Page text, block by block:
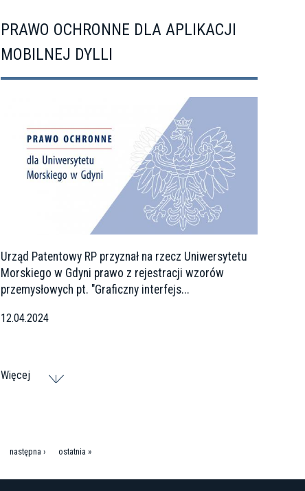
PRAWO OCHRONNE DLA APLIKACJI
MOBILNEJ DYLLI
Urząd Patentowy RP przyznał na rzecz Uniwersytetu
Morskiego w Gdyni prawo z rejestracji wzorów
przemysłowych pt. "Graficzny interfejs...
12.04.2024
Więcej
następna › ostatnia »